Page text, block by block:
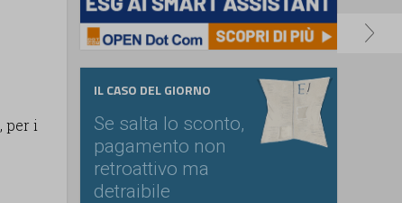
, per i
IL CASO DEL GIORNO
Se salta lo sconto,
pagamento non
retroattivo ma
detraibile